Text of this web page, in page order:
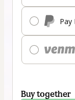
Pay
Buy together